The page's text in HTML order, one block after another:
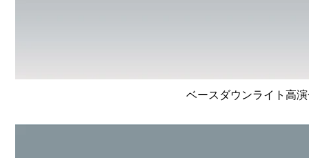
ベースダウンライト高